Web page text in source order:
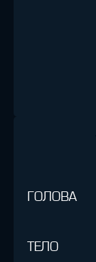
ГОЛОВА
ТЕЛО